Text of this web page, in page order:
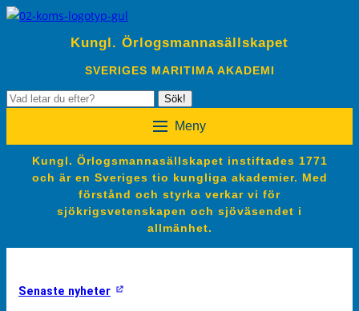
Kungl. Örlogsmannasällskapet
SVERIGES MARITIMA AKADEMI
Sök
Sök!
Meny
Kungl. Örlogsmannasällskapet instiftades 1771
och är en Sveriges tio kungliga akademier. Med
förstånd och styrka verkar vi för
sjökrigsvetenskapen och sjöväsendet i
allmänhet.
Senaste nyheter